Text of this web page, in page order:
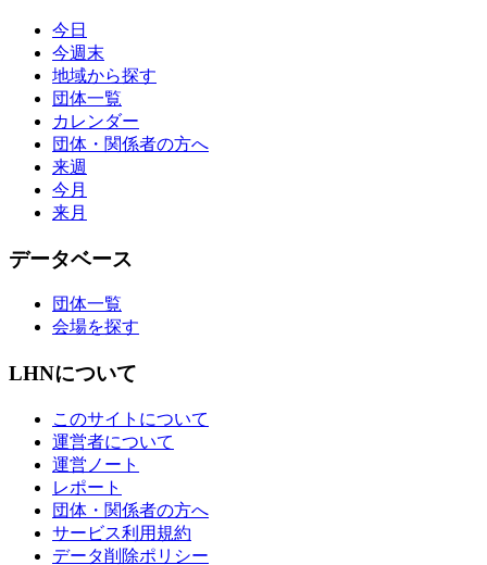
今日
今週末
地域から探す
団体一覧
カレンダー
団体・関係者の方へ
来週
今月
来月
データベース
団体一覧
会場を探す
LHNについて
このサイトについて
運営者について
運営ノート
レポート
団体・関係者の方へ
サービス利用規約
データ削除ポリシー